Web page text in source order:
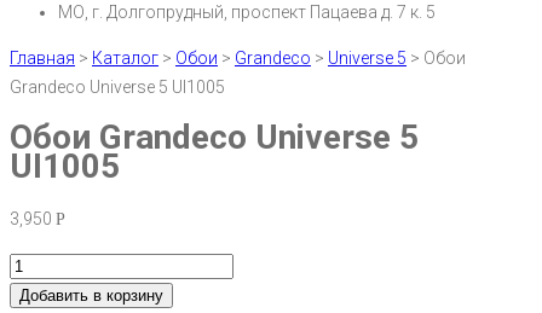
МО, г. Долгопрудный, проспект Пацаева д. 7 к. 5
Главная > Каталог > Обои > Grandeco > Universe 5 > Обои
Grandeco Universe 5 UI1005
Обои Grandeco Universe 5
UI1005
3,950 Р
Добавить в корзину